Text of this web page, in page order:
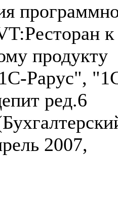
к
продукту
Рарус",
ред.6
2007,